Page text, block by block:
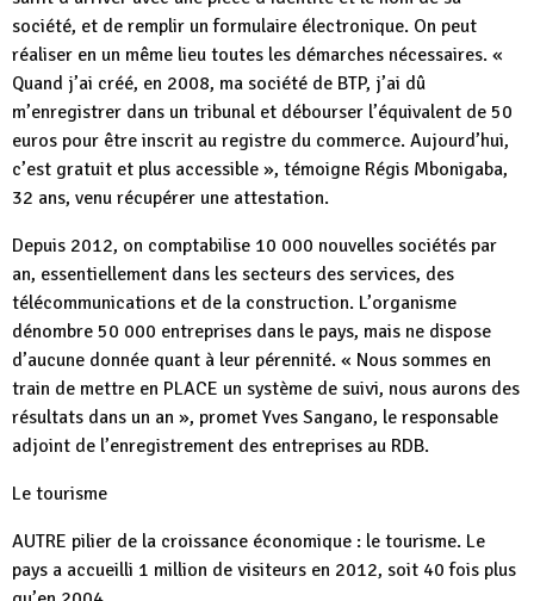
société, et de remplir un formulaire électronique. On peut
réaliser en un même lieu toutes les démarches nécessaires. «
Quand j’ai créé, en 2008, ma société de BTP, j’ai dû
m’enregistrer dans un tribunal et débourser l’équivalent de 50
euros pour être inscrit au registre du commerce. Aujourd’hui,
c’est gratuit et plus accessible », témoigne Régis Mbonigaba,
32 ans, venu récupérer une attestation.
Depuis 2012, on comptabilise 10 000 nouvelles sociétés par
an, essentiellement dans les secteurs des services, des
télécommunications et de la construction. L’organisme
dénombre 50 000 entreprises dans le pays, mais ne dispose
d’aucune donnée quant à leur pérennité. « Nous sommes en
train de mettre en PLACE un système de suivi, nous aurons des
résultats dans un an », promet Yves Sangano, le responsable
adjoint de l’enregistrement des entreprises au RDB.
Le tourisme
AUTRE pilier de la croissance économique : le tourisme. Le
pays a accueilli 1 million de visiteurs en 2012, soit 40 fois plus